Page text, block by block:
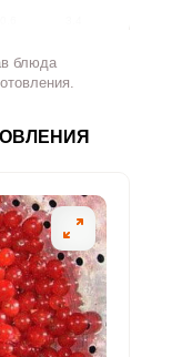
0.5 2.9
2.2 13.1
0.3 2.1
блюда